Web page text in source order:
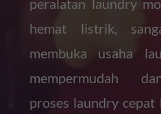
peralatan laundry
hemat listrik,
membuka usaha
mempermudah
proses laundry